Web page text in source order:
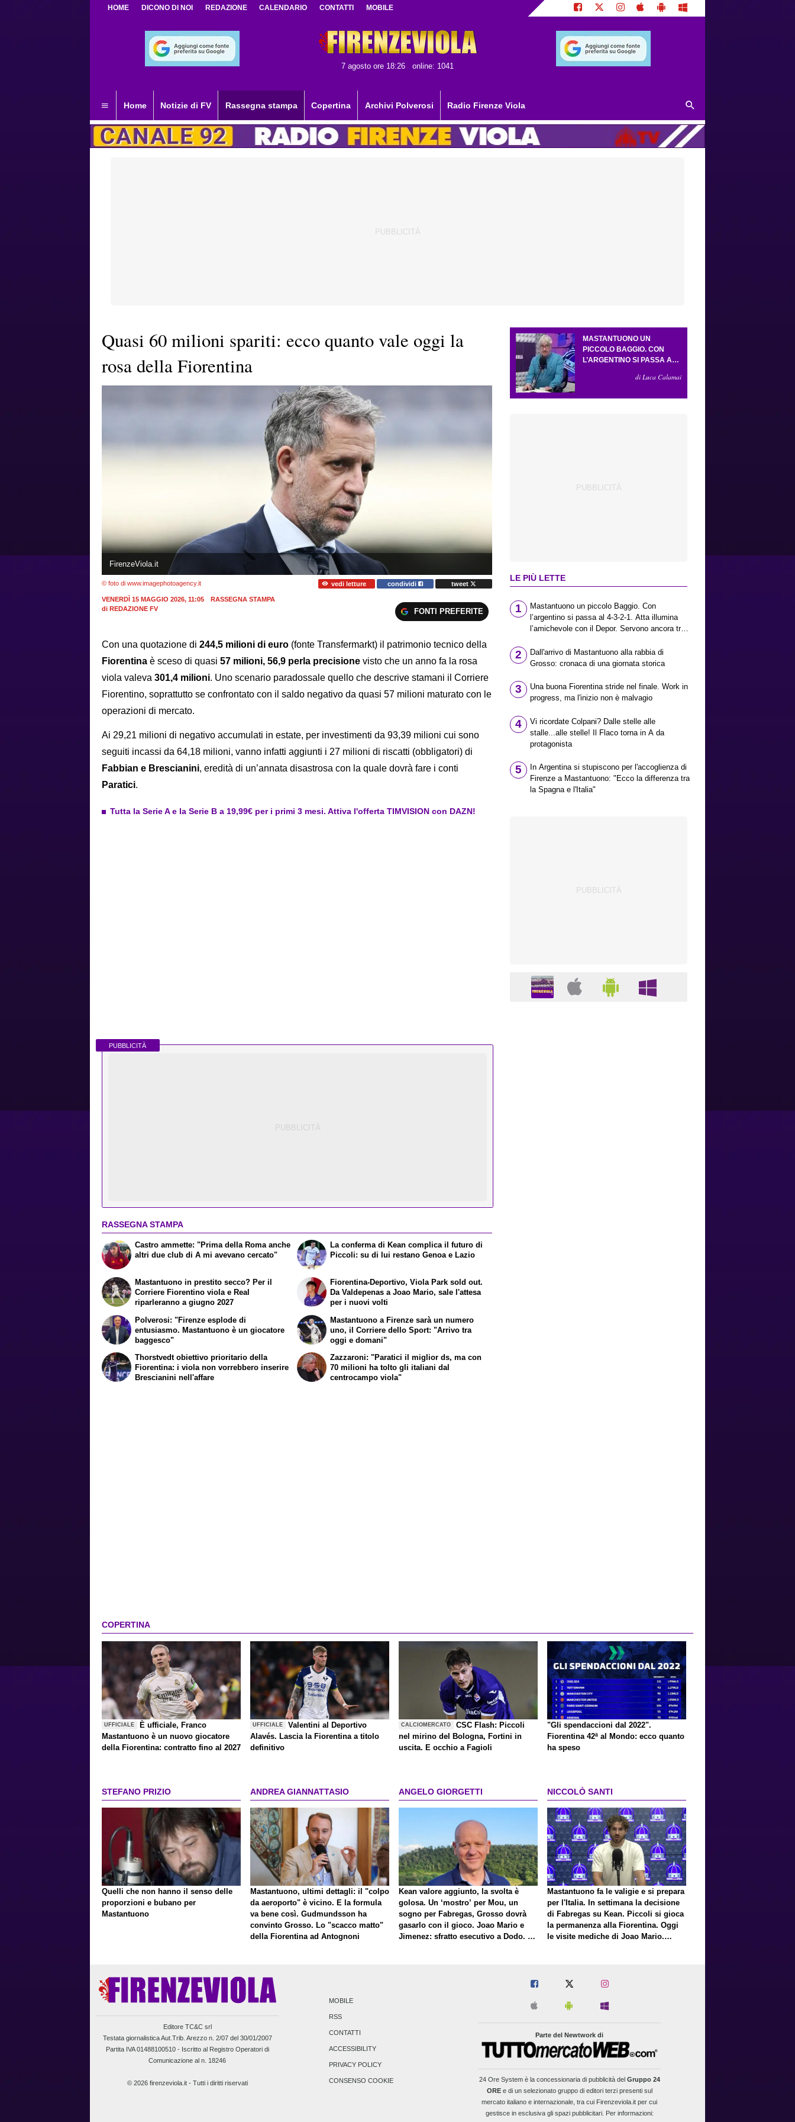
HOME DICONO DI NOI REDAZIONE CALENDARIO CONTATTI MOBILE
7 agosto ore 18:26 online: 1041
Home Notizie di FV Rassegna stampa Copertina Archivi Polverosi Radio Firenze Viola
Quasi 60 milioni spariti: ecco quanto vale oggi la
rosa della Fiorentina
FirenzeViola.it
© foto di www.imagephotoagency.it vedi letture condividi tweet
VENERDÌ 15 MAGGIO 2026, 11:05
RASSEGNA STAMPA
di REDAZIONE FV FONTI PREFERITE
Con una quotazione di 244,5 milioni di euro (fonte Transfermarkt) il patrimonio tecnico della
Fiorentina è sceso di quasi 57 milioni, 56,9 perla precisione visto che un anno fa la rosa
viola valeva 301,4 milioni. Uno scenario paradossale quello che descrive stamani il Corriere
Fiorentino, soprattutto se confrontato con il saldo negativo da quasi 57 milioni maturato con le
operazioni di mercato.
Ai 29,21 milioni di negativo accumulati in estate, per investimenti da 93,39 milioni cui sono
seguiti incassi da 64,18 milioni, vanno infatti aggiunti i 27 milioni di riscatti (obbligatori) di
Fabbian e Brescianini, eredità di un’annata disastrosa con la quale dovrà fare i conti
Paratici.
Tutta la Serie A e la Serie B a 19,99€ per i primi 3 mesi. Attiva l'offerta TIMVISION con DAZN!
PUBBLICITÀ
RASSEGNA STAMPA
Castro ammette: "Prima della Roma anche
altri due club di A mi avevano cercato"
Mastantuono in prestito secco? Per il
Corriere Fiorentino viola e Real
riparleranno a giugno 2027
La conferma di Kean complica il futuro di
Piccoli: su di lui restano Genoa e Lazio
Fiorentina-Deportivo, Viola Park sold out.
Da Valdepenas a Joao Mario, sale l'attesa
per i nuovi volti
Polverosi: "Firenze esplode di
entusiasmo. Mastantuono è un giocatore
baggesco"
Thorstvedt obiettivo prioritario della
Fiorentina: i viola non vorrebbero inserire
Brescianini nell'affare
Mastantuono a Firenze sarà un numero
uno, il Corriere dello Sport: "Arrivo tra
oggi e domani"
Zazzaroni: "Paratici il miglior ds, ma con
70 milioni ha tolto gli italiani dal
centrocampo viola"
MASTANTUONO UN
PICCOLO BAGGIO. CON
L’ARGENTINO SI PASSA AL
L’AMICHEVOLE CON IL
di Luca Calamai
LE PIÙ LETTE
1
Mastantuono un piccolo Baggio. Con
l’argentino si passa al 4-3-2-1. Atta illumina
l’amichevole con il Depor. Servono ancora tre
Antognoni, un finale senza vincitori
2
Dall'arrivo di Mastantuono alla rabbia di
Grosso: cronaca di una giornata storica
3
Una buona Fiorentina stride nel finale. Work in
progress, ma l'inizio non è malvagio
4
Vi ricordate Colpani? Dalle stelle alle
stalle...alle stelle! Il Flaco torna in A da
protagonista
5
In Argentina si stupiscono per l'accoglienza di
Firenze a Mastantuono: "Ecco la differenza tra
la Spagna e l'Italia"
COPERTINA
UFFICIALE
È ufficiale, Franco
Mastantuono è un nuovo giocatore
della Fiorentina: contratto fino al 2027
UFFICIALE
Valentini al Deportivo
Alavés. Lascia la Fiorentina a titolo
definitivo
CALCIOMERCATO
CSC Flash: Piccoli
nel mirino del Bologna, Fortini in
uscita. E occhio a Fagioli
"Gli spendaccioni dal 2022".
Fiorentina 42ª al Mondo: ecco quanto
ha speso
STEFANO PRIZIO
Quelli che non hanno il senso delle
proporzioni e bubano per
Mastantuono
ANDREA GIANNATTASIO
Mastantuono, ultimi dettagli: il "colpo
da aeroporto" è vicino. E la formula
va bene così. Gudmundsson ha
convinto Grosso. Lo "scacco matto"
della Fiorentina ad Antognoni
ANGELO GIORGETTI
Kean valore aggiunto, la svolta è
golosa. Un ‘mostro’ per Mou, un
sogno per Fabregas, Grosso dovrà
gasarlo con il gioco. Joao Mario e
Jimenez: sfratto esecutivo a Dodo. E
NICCOLÒ SANTI
Mastantuono fa le valigie e si prepara
per l'Italia. In settimana la decisione
di Fabregas su Kean. Piccoli si gioca
la permanenza alla Fiorentina. Oggi
le visite mediche di Joao Mario.
Editore TC&C srl
Testata giornalistica Aut.Trib. Arezzo n. 2/07 del 30/01/2007
Partita IVA 01488100510 - Iscritto al Registro Operatori di
Comunicazione al n. 18246
© 2026 firenzeviola.it - Tutti i diritti riservati
MOBILE
RSS
CONTATTI
ACCESSIBILITY
PRIVACY POLICY
CONSENSO COOKIE
Parte del Newtwork di
24 Ore Systemè la concessionaria di pubblicità del Gruppo 24
OREe di un selezionato gruppo di editori terzi presenti sul
mercato italiano e internazionale, tra cui Firenzeviola.it per cui
gestisce in esclusiva gli spazi pubblicitari. Per informazioni: